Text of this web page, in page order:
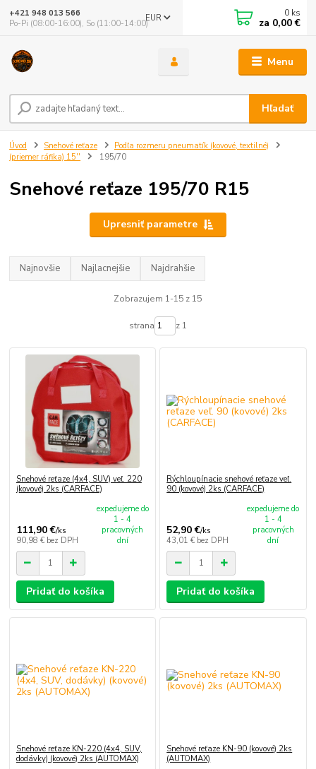
Menu
EUR
Hľadať
+421 948 013 566
Po-Pi (08:00-16:00), So (11:00-14:00)
0 ks
za 0,00 €
Úvod Snehové reťaze
Podľa rozmeru pneumatík (kovové, textilné)
(priemer ráfika) 15''
195/70
Snehové reťaze 195/70 R15
Upresniť parametre
Najnovšie Najlacnejšie Najdrahšie
Zobrazujem 1-15 z 15
strana z 1
Snehové reťaze (4x4, SUV) veľ. 220
(kovové) 2ks (CARFACE)
111,90 €/ks
90,98 € bez DPH
expedujeme do
1 - 4
pracovných
dní
Pridať do košíka
Rýchloupínacie snehové reťaze veľ.
90 (kovové) 2ks (CARFACE)
52,90 €/ks
43,01 € bez DPH
expedujeme do
1 - 4
pracovných
dní
Pridať do košíka
Snehové reťaze KN-220 (4x4, SUV,
dodávky) (kovové) 2ks (AUTOMAX)
Snehové reťaze KN-90 (kovové) 2ks
(AUTOMAX)